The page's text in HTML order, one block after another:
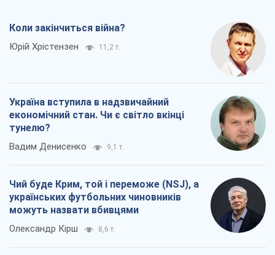
Коли закінчиться війна?
Юрій Хрістензен 11,2 т.
Україна вступила в надзвичайний
економічний стан. Чи є світло вкінці
тунелю?
Вадим Денисенко 9,1 т.
Чий буде Крим, той і переможе (NSJ), а
українських футбольних чиновників
можуть назвати вбивцями
Олександр Кірш 8,6 т.